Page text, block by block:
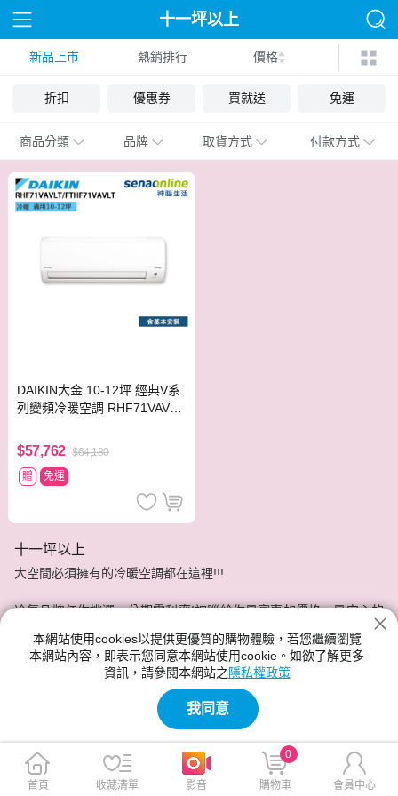
十一坪以上
新品上市 熱銷排行 價格
折扣 優惠券 買就送 免運
商品分類 品牌 取貨方式 付款方式
DAIKIN大金 10-12坪 經典V系
列變頻冷暖空調 RHF71VAVL
$57,762 $64,180
贈
免運
十一坪以上
大空間必須擁有的冷暖空調都在這裡!!!
冷氣品牌任你挑選，分期零利率!神腦給你最實惠的價格，最安心的
本網站使用cookies以提供更優質的購物體驗，若您繼續瀏覽
本網站內容，即表示您同意本網站使用cookie。如欲了解更多
資訊，請參閱本網站之 隱私權政策
我同意
首頁 收藏清單 影音 購物車
0
會員中心